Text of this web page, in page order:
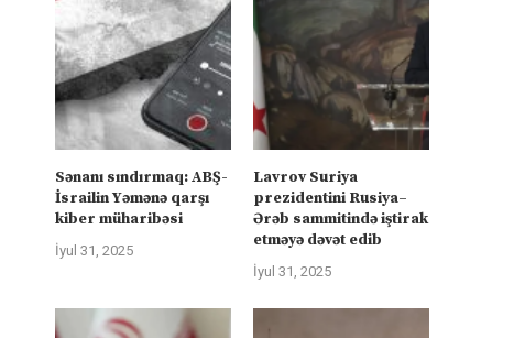
Sənanı sındırmaq: ABŞ-
İsrailin Yəmənə qarşı
kiber müharibəsi
İyul 31, 2025
Lavrov Suriya
prezidentini Rusiya–
Ərəb sammitində iştirak
etməyə dəvət edib
İyul 31, 2025